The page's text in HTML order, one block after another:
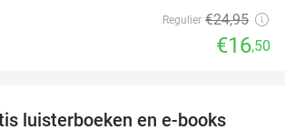
Regulier €24,95
€16,50
luisterboeken en e-books